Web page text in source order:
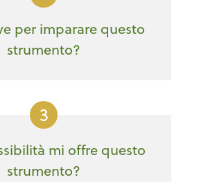
per imparare questo
strumento?
3
mi offre questo
strumento?